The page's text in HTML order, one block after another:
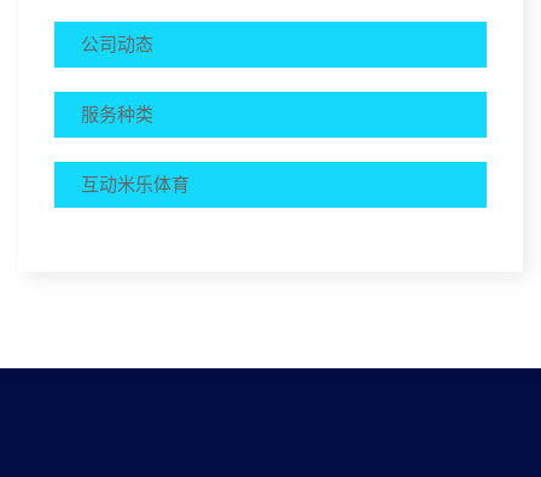
公司动态
服务种类
互动米乐体育